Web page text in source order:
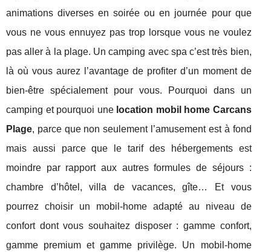
animations diverses en soirée ou en journée pour que
vous ne vous ennuyez pas trop lorsque vous ne voulez
pas aller à la plage. Un camping avec spa c’est très bien,
là où vous aurez l’avantage de profiter d’un moment de
bien-être spécialement pour vous. Pourquoi dans un
camping et pourquoi une location mobil home Carcans
Plage, parce que non seulement l’amusement est à fond
mais aussi parce que le tarif des hébergements est
moindre par rapport aux autres formules de séjours :
chambre d’hôtel, villa de vacances, gîte… Et vous
pourrez choisir un mobil-home adapté au niveau de
confort dont vous souhaitez disposer : gamme confort,
gamme premium et gamme privilège. Un mobil-home